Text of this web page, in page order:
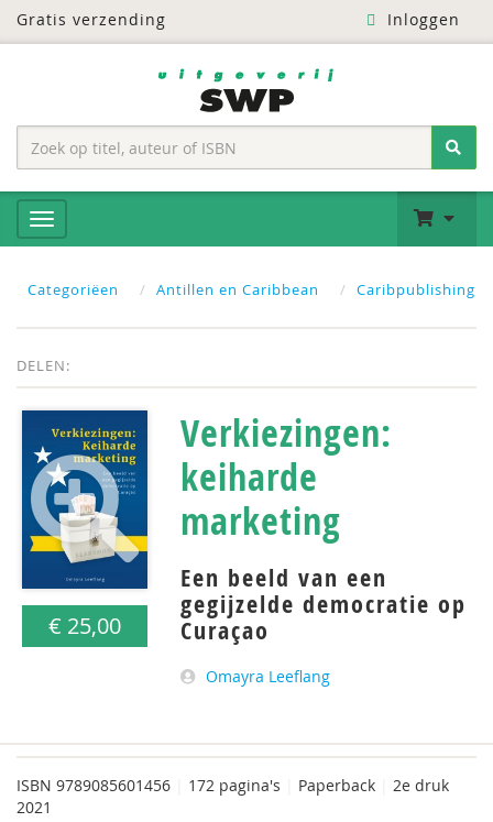
Gratis verzending Inloggen
Categoriëen Antillen en Caribbean Caribpublishing
DELEN:
€ 25,00
Verkiezingen:
keiharde
marketing
Een beeld van een
gegijzelde democratie op
Curaçao
Omayra Leeflang
ISBN 9789085601456 172 pagina's Paperback
2e druk
2021